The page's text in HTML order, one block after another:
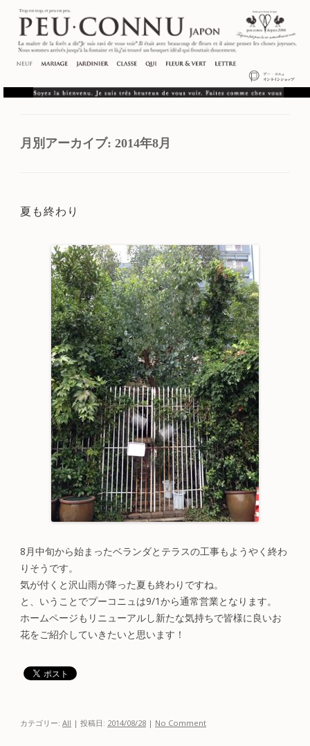
月別アーカイブ: 2014年8月
夏も終わり
8月中旬から始まったベランダとテラスの工事もようやく終わ
りそうです。
気が付くと沢山雨が降った夏も終わりですね。
と、いうことでプーコニュは9/1から通常営業となります。
ホームページもリニューアルし新たな気持ちで皆様に良いお
花をご紹介していきたいと思います！
カテゴリー: All | 投稿日: 2014/08/28 | No Comment